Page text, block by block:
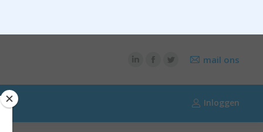
mail ons
Inloggen